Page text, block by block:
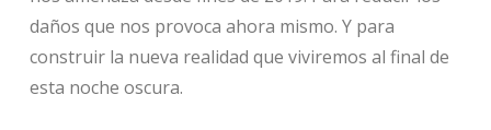
daños que nos provoca ahora mismo. Y para
construir la nueva realidad que viviremos al final de
esta noche oscura.